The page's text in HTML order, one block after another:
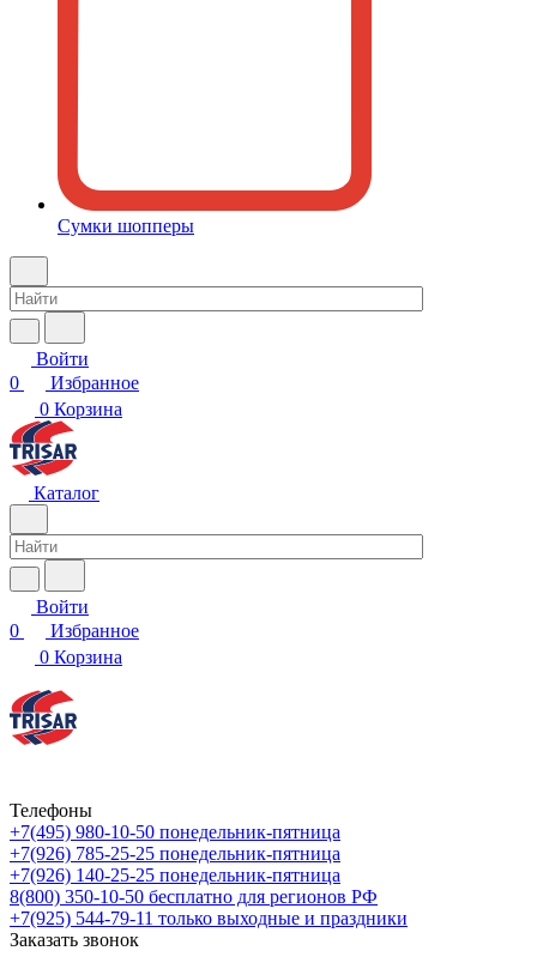
Сумки шопперы
Войти
0
Избранное
0 Корзина
Каталог
Войти
0
Избранное
0 Корзина
Телефоны
+7(495) 980-10-50 понедельник-пятница
+7(926) 785-25-25 понедельник-пятница
+7(926) 140-25-25 понедельник-пятница
8(800) 350-10-50 бесплатно для регионов РФ
+7(925) 544-79-11 только выходные и праздники
Заказать звонок